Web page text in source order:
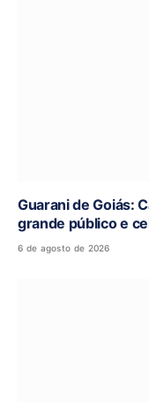
Guarani de Goiás:
grande público e
6 de agosto de 2026